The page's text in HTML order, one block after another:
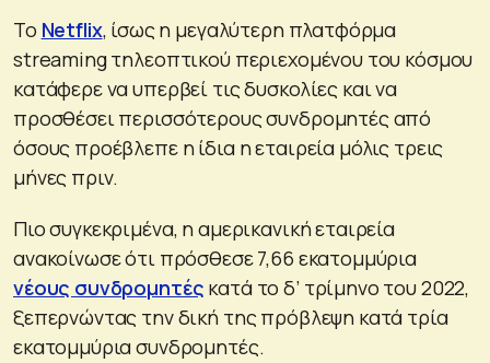
Το Netflix, ίσως η μεγαλύτερη πλατφόρμα
streaming τηλεοπτικού περιεχομένου του κόσμου
κατάφερε να υπερβεί τις δυσκολίες και να
προσθέσει περισσότερους συνδρομητές από
όσους προέβλεπε η ίδια η εταιρεία μόλις τρεις
μήνες πριν.
Πιο συγκεκριμένα, η αμερικανική εταιρεία
ανακοίνωσε ότι πρόσθεσε 7,66 εκατομμύρια
νέους συνδρομητές κατά το δ’ τρίμηνο του 2022,
ξεπερνώντας την δική της πρόβλεψη κατά τρία
εκατομμύρια συνδρομητές.